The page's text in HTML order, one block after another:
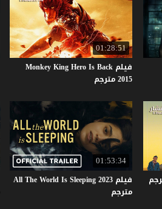
01:28:51
فيلم Monkey King Hero Is Back
2015 مترجم
01:53:34
فيلم All The World Is Sleeping 2023
مترجم